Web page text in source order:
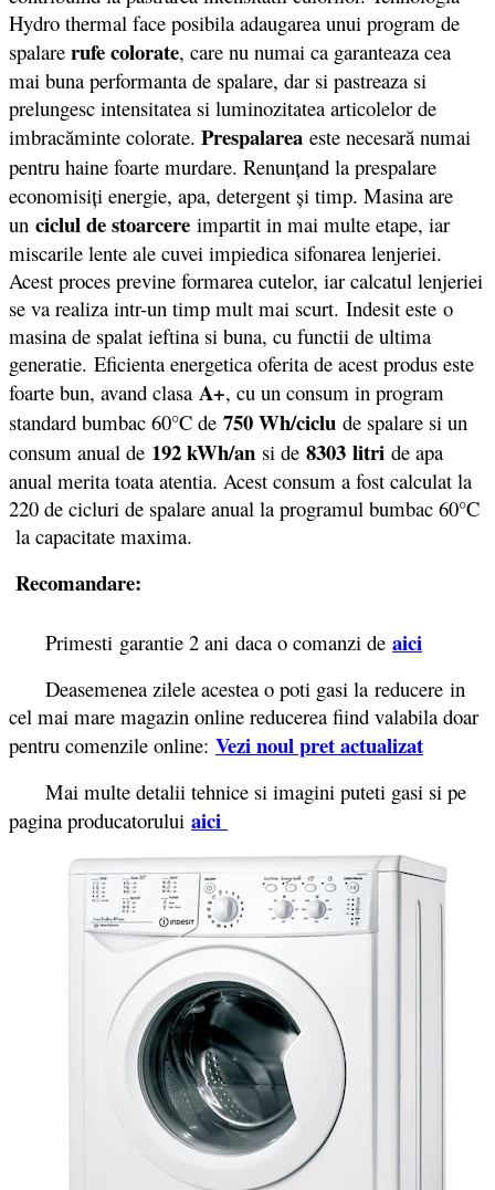
Hydro thermal face posibila adaugarea unui program de
spalare rufe colorate, care nu numai ca garanteaza cea
mai buna performanta de spalare, dar si pastreaza si
prelungesc intensitatea si luminozitatea articolelor de
imbracăminte colorate. Prespalarea este necesară numai
pentru haine foarte murdare. Renunţand la prespalare
economisiţi energie, apa, detergent şi timp. Masina are
un ciclul de stoarcere impartit in mai multe etape, iar
miscarile lente ale cuvei impiedica sifonarea lenjeriei.
Acest proces previne formarea cutelor, iar calcatul lenjeriei
se va realiza intr-un timp mult mai scurt. Indesit este o
masina de spalat ieftina si buna, cu functii de ultima
generatie. Eficienta energetica oferita de acest produs este
foarte bun, avand clasa A+, cu un consum in program
standard bumbac 60°C de 750 Wh/ciclu de spalare si un
consum anual de 192 kWh/an si de 8303 litri de apa
anual merita toata atentia. Acest consum a fost calculat la
220 de cicluri de spalare anual la programul bumbac 60°C
la capacitate maxima.
Recomandare:
Primesti garantie 2 ani daca o comanzi de aici
Deasemenea zilele acestea o poti gasi la reducere in
cel mai mare magazin online reducerea fiind valabila doar
pentru comenzile online: Vezi noul pret actualizat
Mai multe detalii tehnice si imagini puteti gasi si pe
pagina producatorului aici